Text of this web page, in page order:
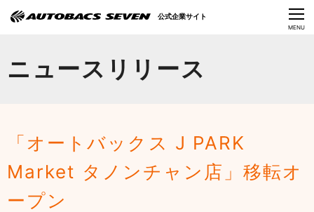
CLOSE
MENU
ニュースリリース
「オートバックス J PARK
Market タノンチャン店」移転オ
ープン
公式企業サイト
サステナビリティ
Language